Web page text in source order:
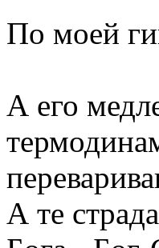
По моей
А его
А те